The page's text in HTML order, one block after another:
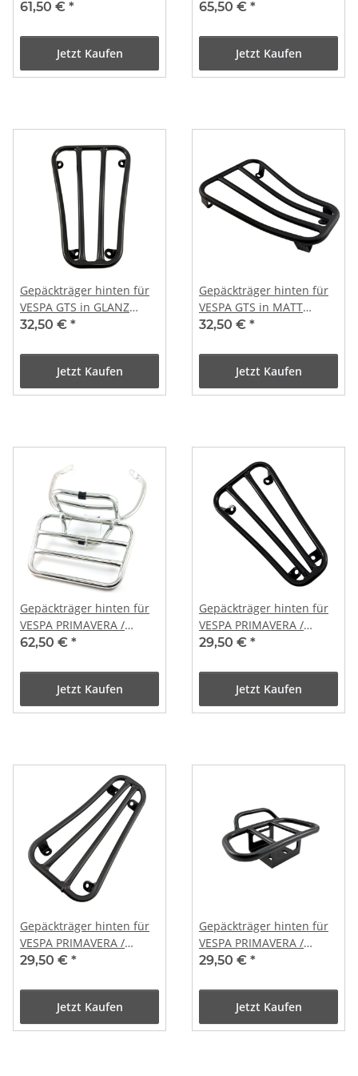
300 in LACK SCHWARZ
61,50 € *
Jetzt Kaufen
300 in MATT SCHWARZ
65,50 € *
Jetzt Kaufen
Gepäckträger hinten für
VESPA GTS in GLANZ
SCHWARZ
32,50 € *
Jetzt Kaufen
Gepäckträger hinten für
VESPA GTS in MATT
SCHWARZ
32,50 € *
Jetzt Kaufen
Gepäckträger hinten für
VESPA PRIMAVERA /
SPRINT
62,50 € *
Jetzt Kaufen
Gepäckträger hinten für
VESPA PRIMAVERA /
SPRINT in glanz schwarz
29,50 € *
Jetzt Kaufen
Gepäckträger hinten für
VESPA PRIMAVERA /
SPRINT in matt schwarz
29,50 € *
Jetzt Kaufen
Gepäckträger hinten für
VESPA PRIMAVERA /
SPRINT matt schwarz
29,50 € *
Jetzt Kaufen